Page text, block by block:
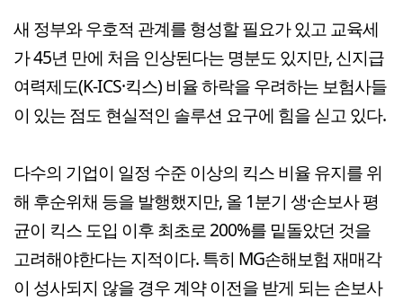
새 정부와 우호적 관계를 형성할 필요가 있고 교육세
가 45년 만에 처음 인상된다는 명분도 있지만, 신지급
여력제도(K-ICS·킥스) 비율 하락을 우려하는 보험사들
이 있는 점도 현실적인 솔루션 요구에 힘을 싣고 있다.
다수의 기업이 일정 수준 이상의 킥스 비율 유지를 위
해 후순위채 등을 발행했지만, 올 1분기 생·손보사 평
균이 킥스 도입 이후 최초로 200%를 밑돌았던 것을
고려해야한다는 지적이다. 특히 MG손해보험 재매각
이 성사되지 않을 경우 계약 이전을 받게 되는 손보사